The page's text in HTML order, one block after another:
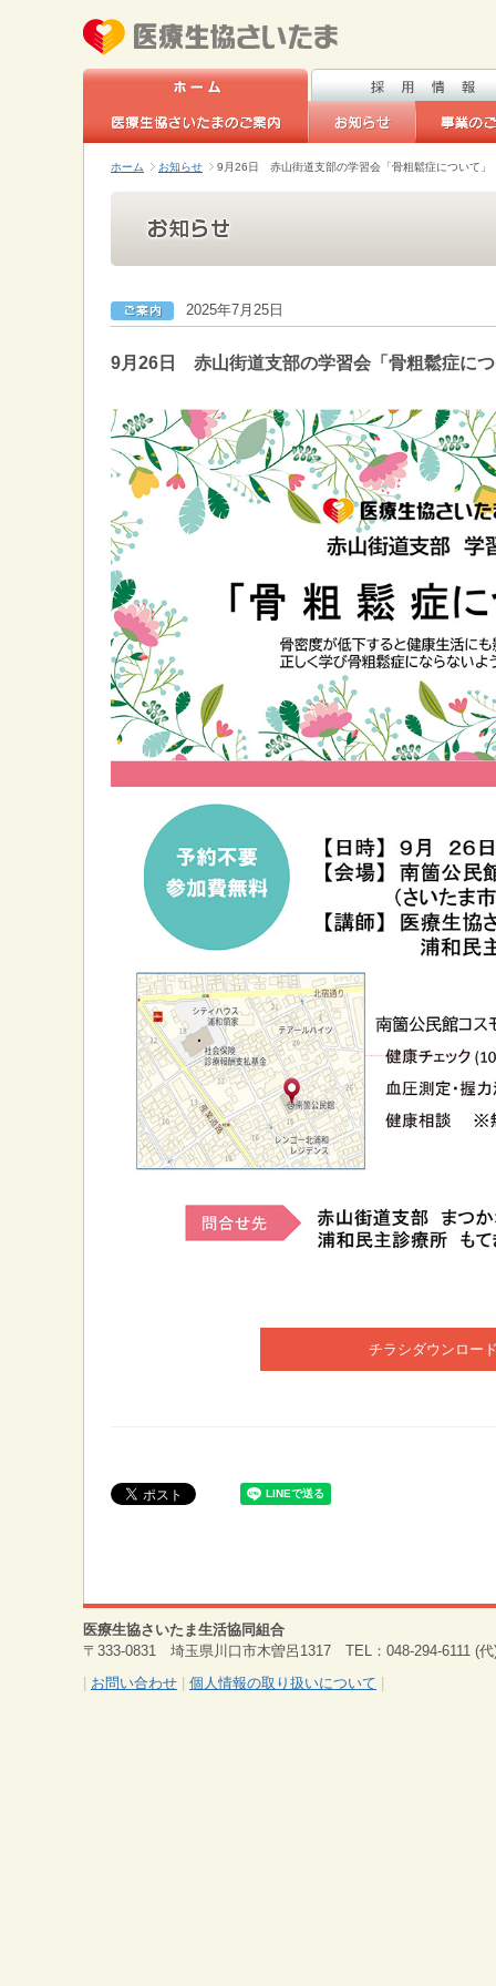
ホーム お知らせ 9月26日 赤山街道支部の学習会「骨粗鬆症について」
2025年7月25日
9月26日 赤山街道支部の学習会「骨粗鬆症に
チラシダウンロー
医療生協さいたま生活協同組合
〒333-0831 埼玉県川口市木曽呂1317 TEL：048-294-6111 (
お問い合わせ 個人情報の取り扱いについて